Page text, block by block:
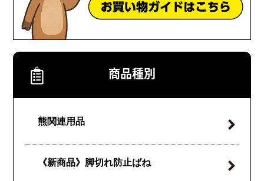
商品種別
熊関連用品
《新商品》 脚切れ防止ばね